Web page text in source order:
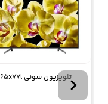
تلویزیون سونی 65x77l